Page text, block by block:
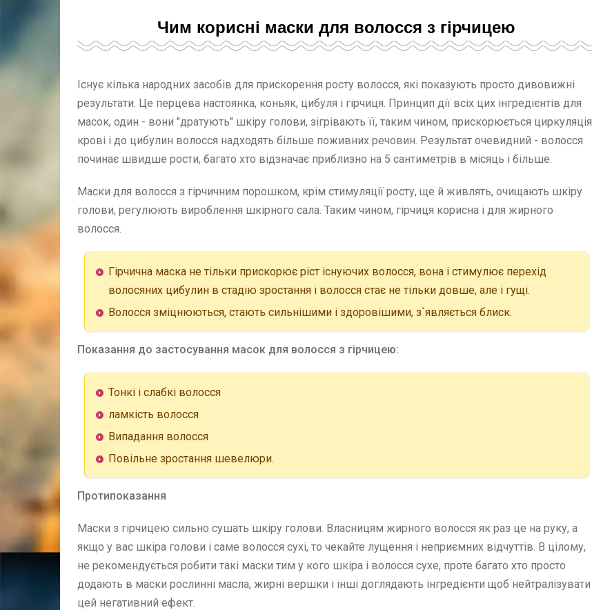
Чим корисні маски для волосся з гірчицею
Існує кілька народних засобів для прискорення росту волосся, які показують просто дивовижні
результати. Це перцева настоянка, коньяк, цибуля і гірчиця. Принцип дії всіх цих інгредієнтів для
масок, один - вони "дратують" шкіру голови, зігрівають її, таким чином, прискорюється циркуляція
крові і до цибулин волосся надходять більше поживних речовин. Результат очевидний - волосся
починає швидше рости, багато хто відзначає приблизно на 5 сантиметрів в місяць і більше.
Маски для волосся з гірчичним порошком, крім стимуляції росту, ще й живлять, очищають шкіру
голови, регулюють вироблення шкірного сала. Таким чином, гірчиця корисна і для жирного
волосся.
Гірчична маска не тільки прискорює ріст існуючих волосся, вона і стимулює перехід
волосяних цибулин в стадію зростання і волосся стає не тільки довше, але і гущі.
Волосся зміцнюються, стають сильнішими і здоровішими, з`являється блиск.
Показання до застосування масок для волосся з гірчицею:
Тонкі і слабкі волосся
ламкість волосся
Випадання волосся
Повільне зростання шевелюри.
Протипоказання
Маски з гірчицею сильно сушать шкіру голови. Власницям жирного волосся як раз це на руку, а
якщо у вас шкіра голови і саме волосся сухі, то чекайте лущення і неприємних відчуттів. В цілому,
не рекомендується робити такі маски тим у кого шкіра і волосся сухе, проте багато хто просто
додають в маски рослинні масла, жирні вершки і інші доглядають інгредієнти щоб нейтралізувати
цей негативний ефект.